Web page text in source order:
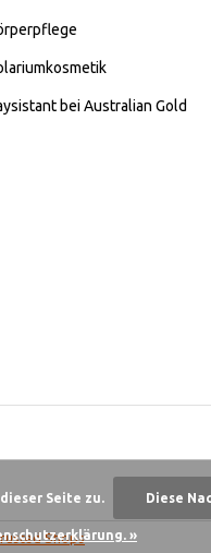
bei Australian Gold
Shops
Seite zu. Diese
»